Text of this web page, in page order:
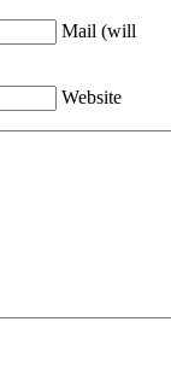
Mail (will
Website